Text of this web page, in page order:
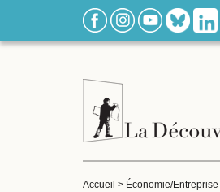
Accueil > Économie/Entreprise